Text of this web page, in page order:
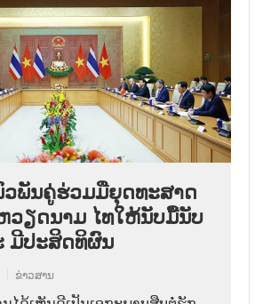
ພັນ​ຄູ່​ຮ່ວມ​ມື​ຍຸດ​ທະ​ສາດ​
ວຽດ​ນາມ ໄທ​ໃຫ້​ນັບ​ມື້​ນັບ​
ມີ​ປະ​ສິດ​ທິ​ຜົນ
ຂ່າວສານ